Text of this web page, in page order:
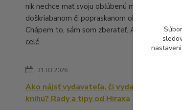
nik nechce mať svoju obľúbenú muziku v
doškriabanom či popraskanom obale.
Chápem to, sám som zberateľ. A ...
celé
31.03.2026
Ako nájsť vydavateľa, či vydať vlastnú
knihu? Rady a tipy od Hiraxa